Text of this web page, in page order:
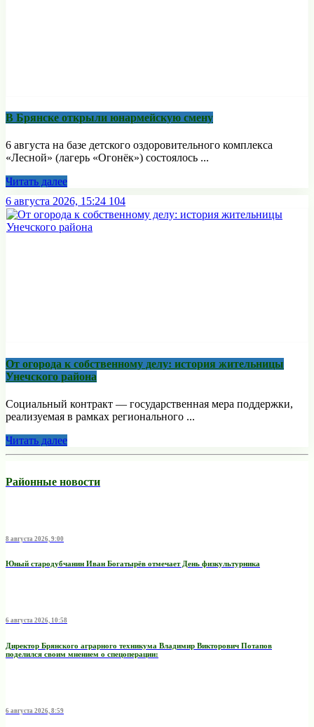
В Брянске открыли юнармейскую смену
6 августа на базе детского оздоровительного комплекса
«Лесной» (лагерь «Огонёк») состоялось ...
Читать далее
6 августа 2026, 15:24 104
От огорода к собственному делу: история жительницы
Унечского района
Социальный контракт — государственная мера поддержки,
реализуемая в рамках регионального ...
Читать далее
Районные новости
8 августа 2026, 9:00
Юный стародубчанин Иван Богатырёв отмечает День физкультурника
6 августа 2026, 10:58
Директор Брянского аграрного техникума Владимир Викторович Потапов
поделился своим мнением о спецоперации:
6 августа 2026, 8:59